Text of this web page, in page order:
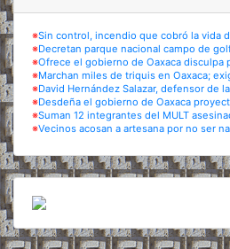
※Sin control, incendio que cobró la vida
※Decretan parque nacional campo de
※Ofrece el gobierno de Oaxaca disculpa
※Marchan miles de triquis en Oaxaca;
※David Hernández Salazar, defensor de
※Desdeña el gobierno de Oaxaca
※Suman 12 integrantes del MULT
※Vecinos acosan a artesana por no ser